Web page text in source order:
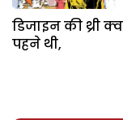
डिजाइन की थ्री
पहने थी,